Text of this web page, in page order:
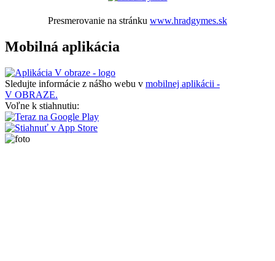
Presmerovanie na stránku www.hradgymes.sk
Mobilná aplikácia
Sledujte informácie z nášho webu v mobilnej aplikácii -
V OBRAZE.
Voľne k stiahnutiu: